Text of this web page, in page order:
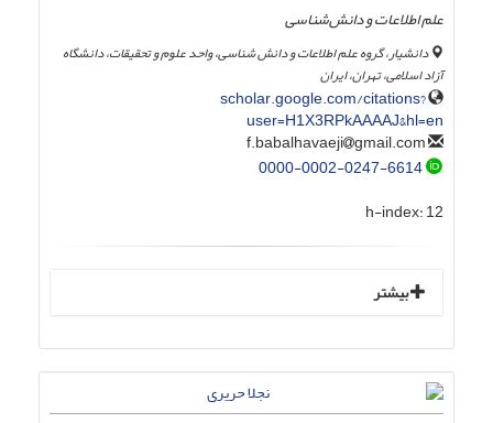
علم اطلاعات و دانش‌شناسی
دانشیار، گروه علم اطلاعات و دانش شناسی، واحد علوم و تحقیقات، دانشگاه
آزاد اسلامی، تهران، ایران
scholar.google.com/citations?
user=H1X3RPkAAAAJ&hl=en
gmail.com
0000-0002-0247-6614
h-index:12
بیشتر